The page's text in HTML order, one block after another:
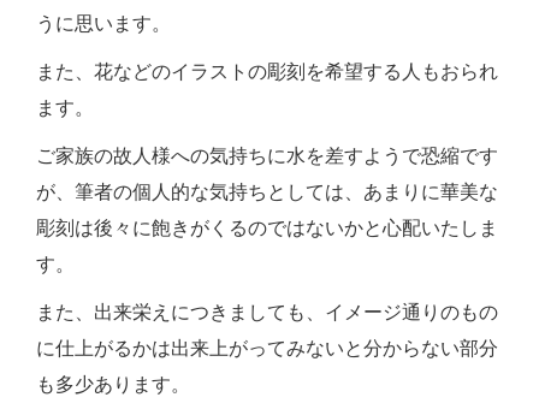
うに思います。
また、花などのイラストの彫刻を希望する人もおられ
ます。
ご家族の故人様への気持ちに水を差すようで恐縮です
が、筆者の個人的な気持ちとしては、あまりに華美な
彫刻は後々に飽きがくるのではないかと心配いたしま
す。
また、出来栄えにつきましても、イメージ通りのもの
に仕上がるかは出来上がってみないと分からない部分
も多少あります。